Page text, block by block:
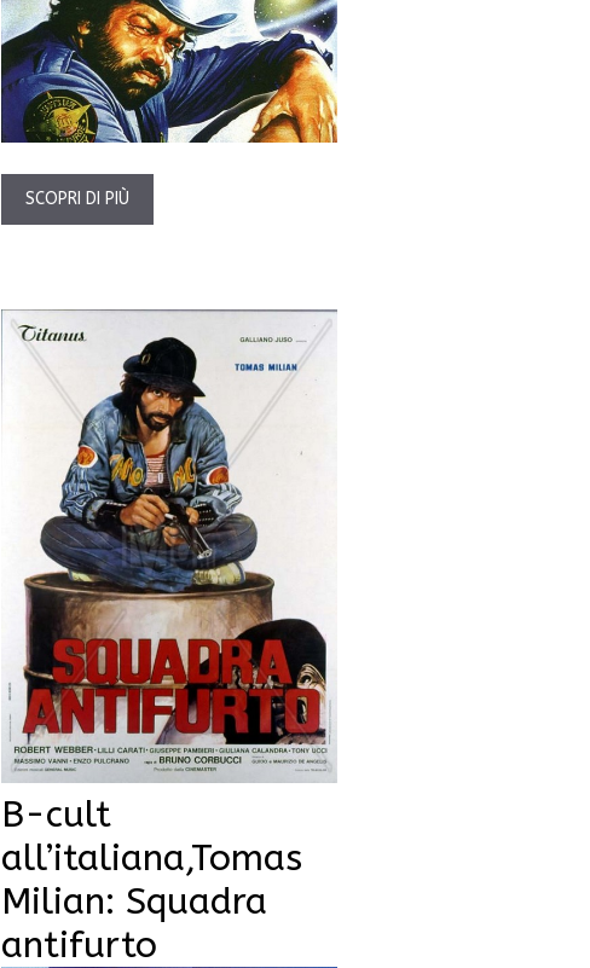
SCOPRI DI PIÙ
B-cult
all’italiana,Tomas
Milian: Squadra
antifurto